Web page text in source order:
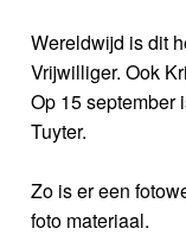
Wereldwijd is dit
Vrijwilliger. Ook
Op 15 september
Tuyter.
Zo is er een
foto materiaal.